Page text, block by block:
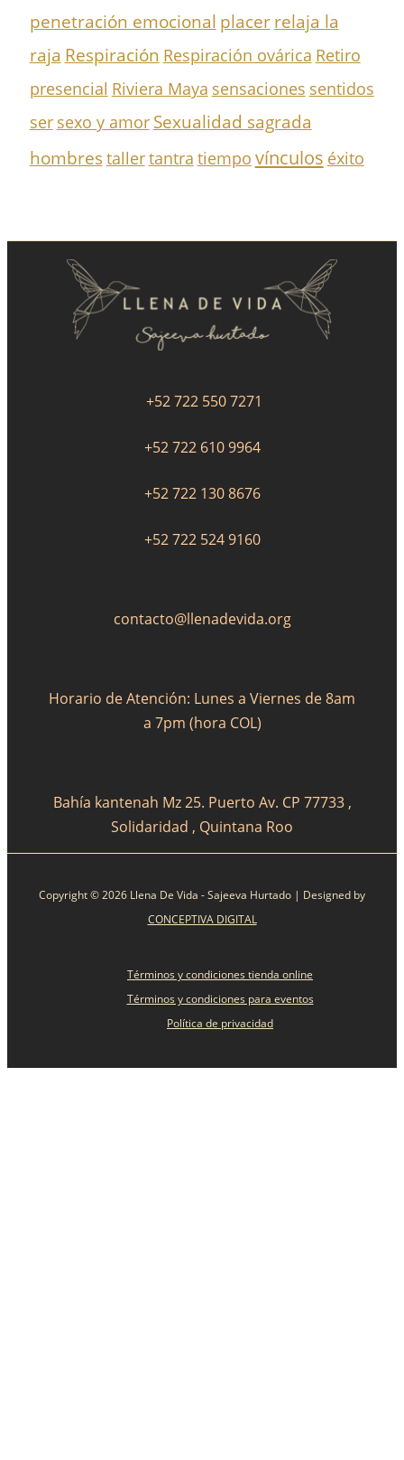
penetración emocional placer relaja la
raja Respiración Respiración ovárica Retiro
presencial Riviera Maya sensaciones sentidos
ser sexo y amor Sexualidad sagrada
hombrestallertantra tiempo vínculos éxito
+52 722 550 7271
+52 722 610 9964
+52 722 130 8676
+52 722 524 9160
contacto@llenadevida.org
Horario de Atención: Lunes a Viernes de 8am
a 7pm (hora COL)
Bahía kantenah Mz 25. Puerto Av. CP 77733 ,
Solidaridad , Quintana Roo
Copyright © 2026 Llena De Vida - Sajeeva Hurtado | Designed by
CONCEPTIVA DIGITAL
Términos y condiciones tienda online
Términos y condiciones para eventos
Política de privacidad